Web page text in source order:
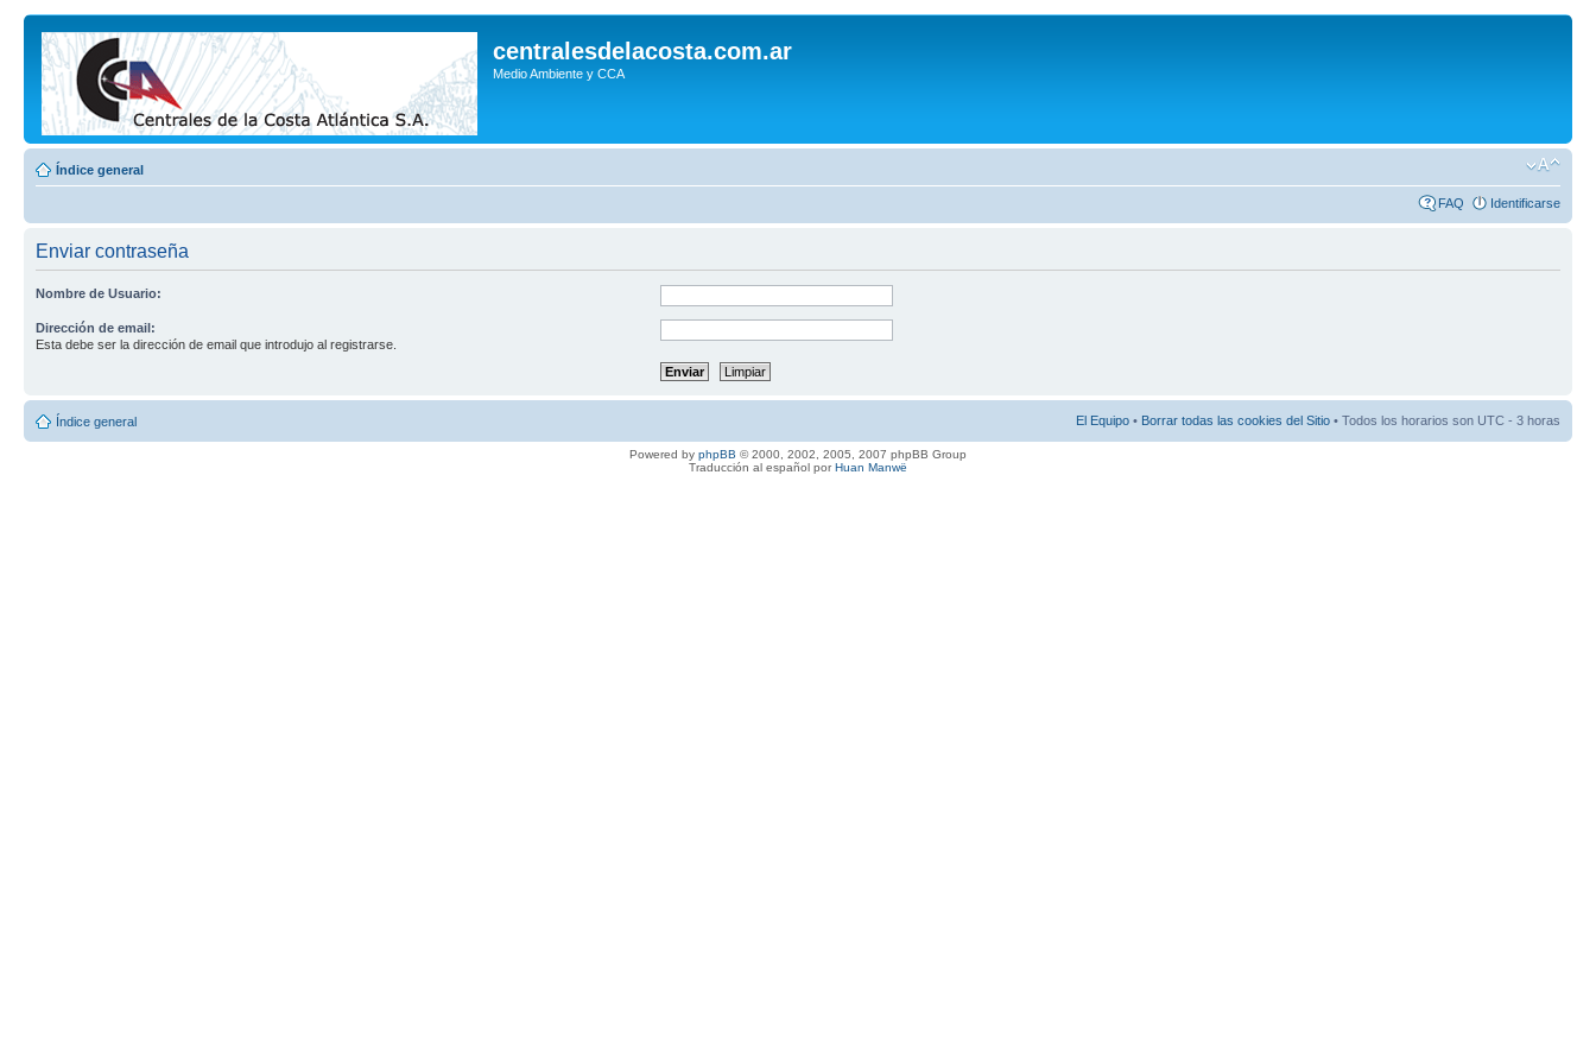
centralesdelacosta.com.ar
Medio Ambiente y CCA
Índice general
FAQ Identificarse
Enviar contraseña
Nombre de Usuario:
Dirección de email:
Esta debe ser la dirección de email que introdujo al registrarse.
Índice general El Equipo • Borrar todas las cookies del Sitio • Todos los horarios son UTC - 3 horas
Powered by phpBB © 2000, 2002, 2005, 2007 phpBB Group
Traducción al español porHuan Manwë